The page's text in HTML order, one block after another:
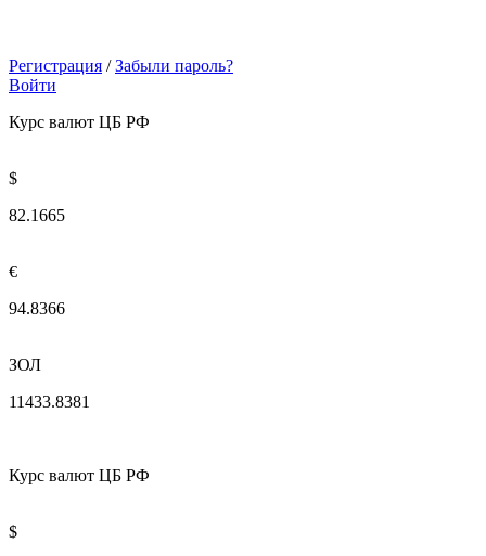
Регистрация / Забыли пароль?
Войти
Курс валют ЦБ РФ
$
82.1665
€
94.8366
ЗОЛ
11433.8381
Курс валют ЦБ РФ
$